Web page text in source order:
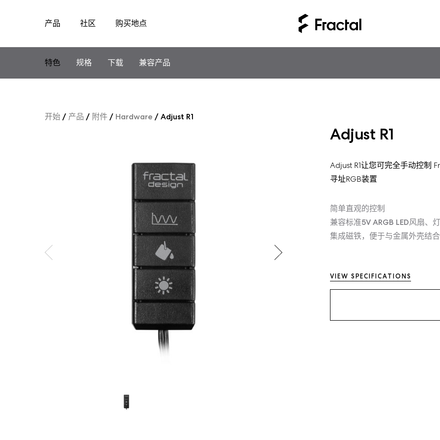
产品 社区 购买地点
特色
规格 下载 兼容产品
开始/ 产品 / 附件/ Hardware /Adjust R1
Adjust R1
Adjust R1让您可完全手动控制
寻址RGB装置
简单直观的控制
兼容标准5V ARGB LED风扇、
集成磁铁，便于与金属外壳结合
VIEW SPECIFICATIONS